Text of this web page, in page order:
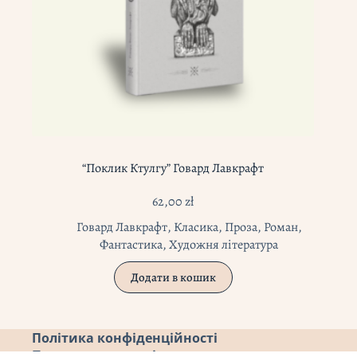
“Поклик Ктулгу” Говард Лавкрафт
62,00zł
Говард Лавкрафт, Класика, Проза, Роман,
Фантастика,Художня література
Додати в кошик
Політика конфіденційності